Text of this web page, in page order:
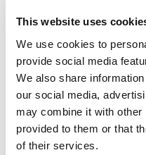
This website uses
We use cookies to
provide social media
We also share
our social media,
may combine it with other
provided to them or that
of their services.
Kun je een verhaal
voorwerp?
beeldhouwwerk of
kunstenaars maken